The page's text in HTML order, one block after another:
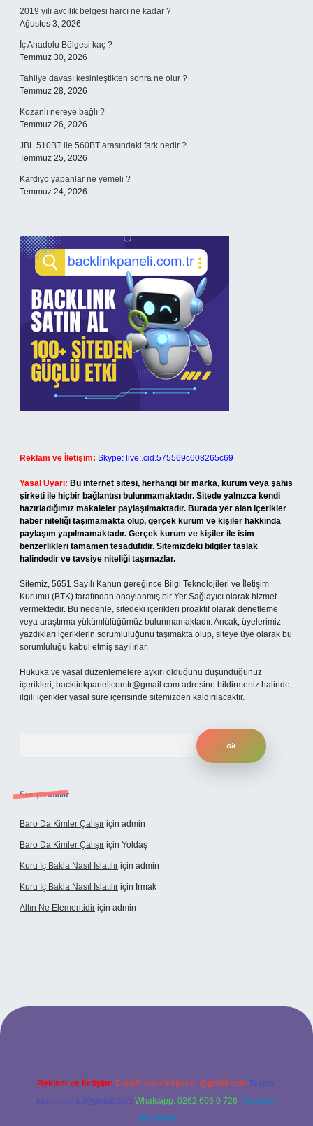
2019 yılı avcılık belgesi harcı ne kadar ?
Ağustos 3, 2026
İç Anadolu Bölgesi kaç ?
Temmuz 30, 2026
Tahliye davası kesinleştikten sonra ne olur ?
Temmuz 28, 2026
Kozanlı nereye bağlı ?
Temmuz 26, 2026
JBL 510BT ile 560BT arasındaki fark nedir ?
Temmuz 25, 2026
Kardiyo yapanlar ne yemeli ?
Temmuz 24, 2026
Reklam ve İletişim: Skype: live:.cid.575569c608265c69
Yasal Uyarı: Bu internet sitesi, herhangi bir marka, kurum veya şahıs
şirketi ile hiçbir bağlantısı bulunmamaktadır. Sitede yalnızca kendi
hazırladığımız makaleler paylaşılmaktadır. Burada yer alan içerikler
haber niteliği taşımamakta olup, gerçek kurum ve kişiler hakkında
paylaşım yapılmamaktadır. Gerçek kurum ve kişiler ile isim
benzerlikleri tamamen tesadüfidir. Sitemizdeki bilgiler taslak
halindedir ve tavsiye niteliği taşımazlar.
Sitemiz, 5651 Sayılı Kanun gereğince Bilgi Teknolojileri ve İletişim
Kurumu (BTK) tarafından onaylanmış bir Yer Sağlayıcı olarak hizmet
vermektedir. Bu nedenle, sitedeki içerikleri proaktif olarak denetleme
veya araştırma yükümlülüğümüz bulunmamaktadır. Ancak, üyelerimiz
yazdıkları içeriklerin sorumluluğunu taşımakta olup, siteye üye olarak bu
sorumluluğu kabul etmiş sayılırlar.
Hukuka ve yasal düzenlemelere aykırı olduğunu düşündüğünüz
içerikleri, backlinkpanelicomtr@gmail.com adresine bildirmeniz halinde,
ilgili içerikler yasal süre içerisinde sitemizden kaldırılacaktır.
Son yorumlar
Baro Da Kimler Çalışır için admin
Baro Da Kimler Çalışır için Yoldaş
Kuru Iç Bakla Nasıl Islatılır için admin
Kuru Iç Bakla Nasıl Islatılır için Irmak
Altın Ne Elementidir için admin
betexper güncel giriş
Reklam ve İletişim: E-mail: backlinkpaneli@gmail.com Teams:
forumhizmeti@gmail.com Whatsapp: 0262 606 0 726 Telegram:
@karabul